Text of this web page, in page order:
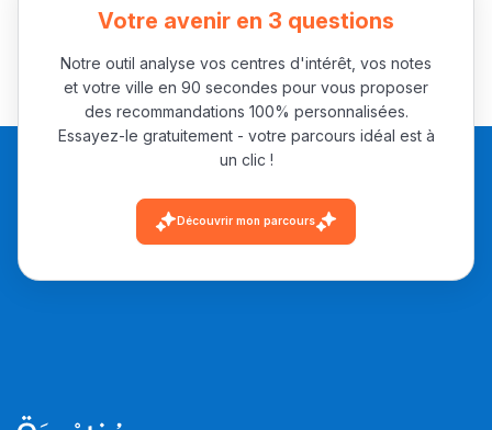
Votre avenir en 3 questions
Notre outil analyse vos centres d'intérêt, vos notes
et votre ville en 90 secondes pour vous proposer
des recommandations 100% personnalisées.
Essayez-le gratuitement - votre parcours idéal est à
un clic !
Découvrir mon parcours